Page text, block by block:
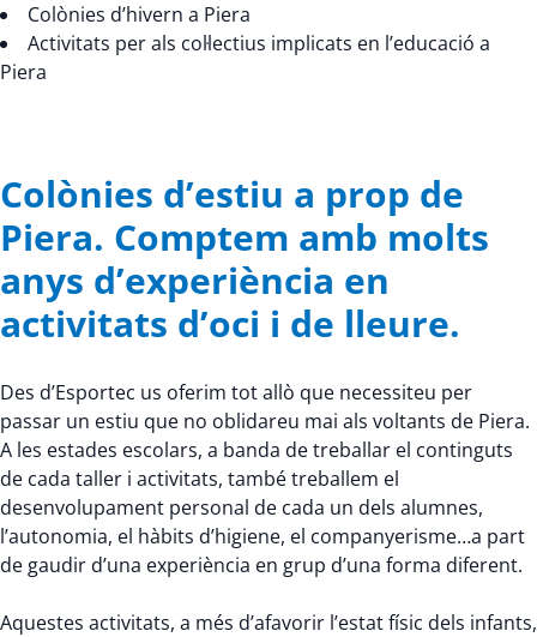
Colònies d’hivern a Piera
Activitats per als col·lectius implicats en l’educació a
Piera
Colònies d’estiu a prop de
Piera. Comptem amb molts
anys d’experiència en
activitats d’oci i de lleure.
Des d’Esportec us oferim tot allò que necessiteu per
passar un estiu que no oblidareu mai als voltants de Piera.
A les estades escolars, a banda de treballar el continguts
de cada taller i activitats, també treballem el
desenvolupament personal de cada un dels alumnes,
l’autonomia, el hàbits d’higiene, el companyerisme…a part
de gaudir d’una experiència en grup d’una forma diferent.
Aquestes activitats, a més d’afavorir l’estat físic dels infants,